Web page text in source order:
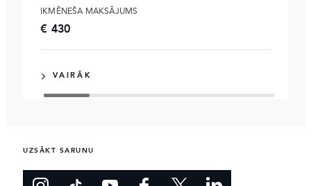
IKMĒNEŠA MAKSĀJUMS
€ 430
VAIRĀK
UZSĀKT SARUNU